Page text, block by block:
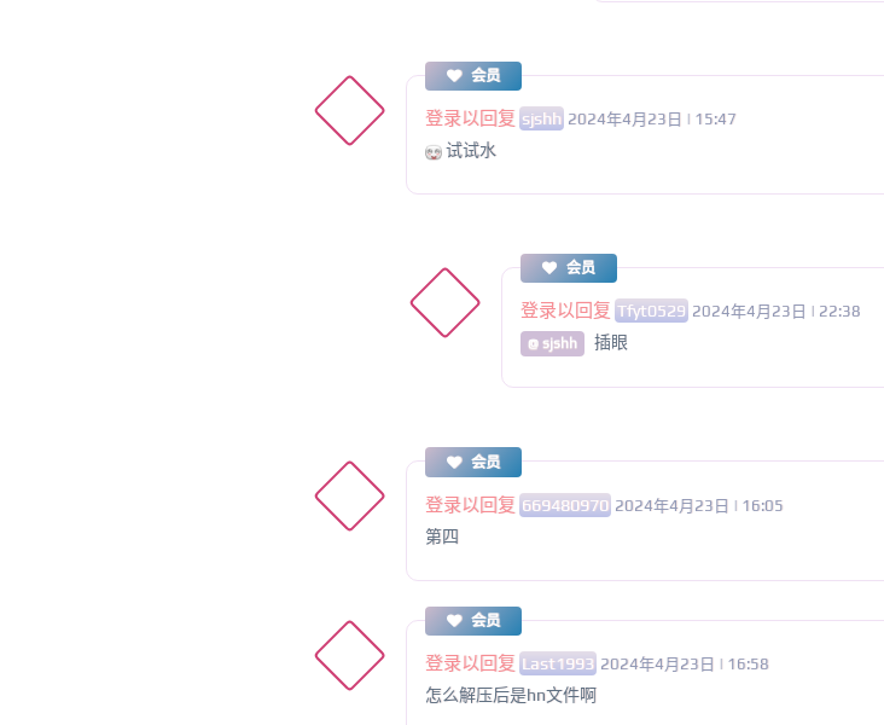
会员
登录以回复 sjshh 2024年4月23日 | 15:47
试试水
会员
登录以回复 Tfyt0529 2024年4月23日 | 22:38
@ sjshh 插眼
会员
登录以回复 669480970 2024年4月23日 | 16:05
第四
会员
登录以回复 Last1993 2024年4月23日 | 16:58
怎么解压后是hn文件啊